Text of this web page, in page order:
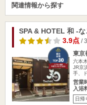
関連情報から探す
SPA & HOTEL 和 -な
3.9点/
東京
六本
JR京
手、
営業
入浴
日帰